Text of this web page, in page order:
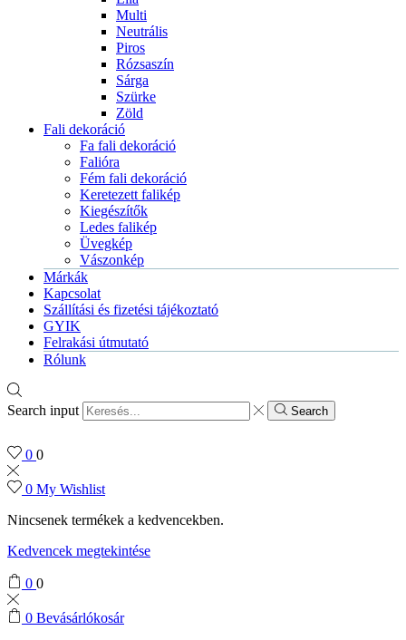
Multi
Neutrális
Piros
Rózsaszín
Sárga
Szürke
Zöld
Fali dekoráció
Fa fali dekoráció
Falióra
Fém fali dekoráció
Keretezett falikép
Kiegészítők
Ledes falikép
Üvegkép
Vászonkép
Márkák
Kapcsolat
Szállítási és fizetési tájékoztató
GYIK
Felrakási útmutató
Rólunk
Search input Search
0 0
0 My Wishlist
Nincsenek termékek a kedvencekben.
Kedvencek megtekintése
0 0
0 Bevásárlókosár